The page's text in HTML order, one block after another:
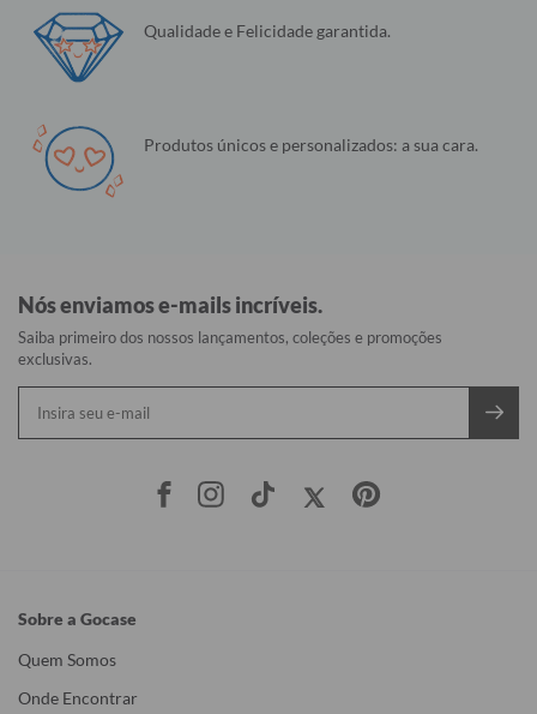
Qualidade e Felicidade garantida.
Produtos únicos e personalizados: a sua cara.
Nós enviamos e-mails incríveis.
Saiba primeiro dos nossos lançamentos, coleções e promoções
exclusivas.
Sobre a Gocase
Quem Somos
Onde Encontrar